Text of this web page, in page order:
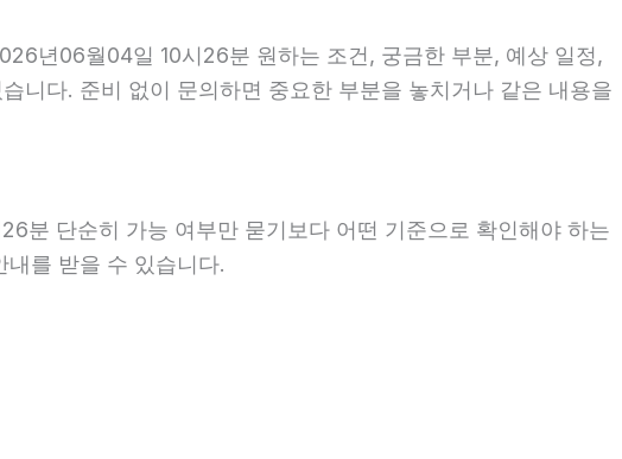
년06월04일 10시26분 원하는 조건, 궁금한 부분, 예상 일정,
니다. 준비 없이 문의하면 중요한 부분을 놓치거나 같은 내용을
분 단순히 가능 여부만 묻기보다 어떤 기준으로 확인해야 하는
를 받을 수 있습니다.